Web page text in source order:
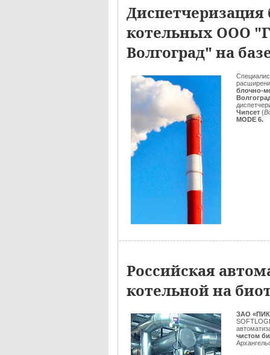
котельных ООО
Волгоград" на
блочно-
Чипсет (
MODE 6.
Российская
котельной на
ЗАО
чистом